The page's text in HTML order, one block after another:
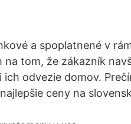
a spoplatnené v
tom, že zákazník
odvezie domov.
ceny na